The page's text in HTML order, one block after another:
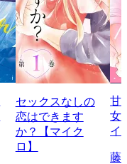
セックスなしの
恋はできます
か？【マイク
ロ】
甘
女
イ
藤